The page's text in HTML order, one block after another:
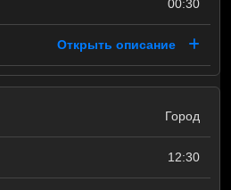
00:30
Открыть описание
Город
12:30